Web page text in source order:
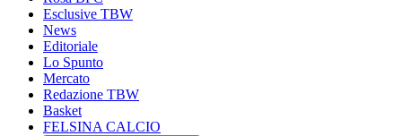
Esclusive TBW
News
Editoriale
Lo Spunto
Mercato
Redazione TBW
Basket
FELSINA CALCIO